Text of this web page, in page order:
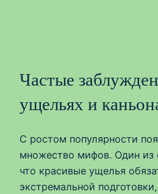
Частые
ущельях и
С ростом популярности
множество мифов. Один
что красивые ущелья
экстремальной